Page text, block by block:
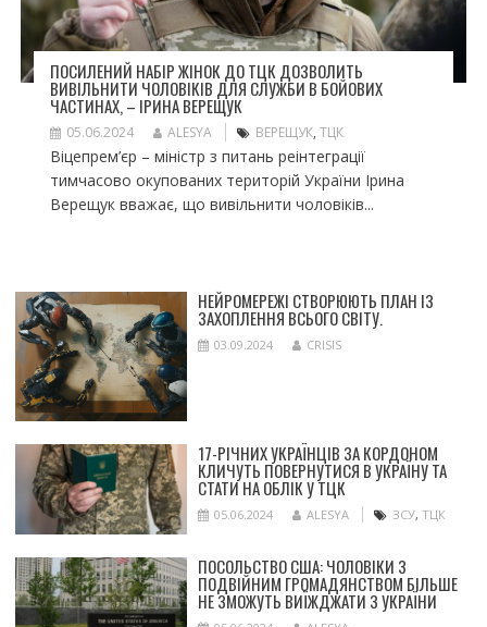
ПОСИЛЕНИЙ НАБІР ЖІНОК ДО ТЦК ДОЗВОЛИТЬ
ВИВІЛЬНИТИ ЧОЛОВІКІВ ДЛЯ СЛУЖБИ В БОЙОВИХ
ЧАСТИНАХ, – ІРИНА ВЕРЕЩУК
05.06.2024 ALESYA ВЕРЕЩУК, ТЦК
Віцепрем’єр – міністр з питань реінтеграції
тимчасово окупованих територій України Ірина
Верещук вважає, що вивільнити чоловіків...
НЕЙРОМЕРЕЖІ СТВОРЮЮТЬ ПЛАН ІЗ
ЗАХОПЛЕННЯ ВСЬОГО СВІТУ.
03.09.2024 CRISIS
17-РІЧНИХ УКРАЇНЦІВ ЗА КОРДОНОМ
КЛИЧУТЬ ПОВЕРНУТИСЯ В УКРАЇНУ ТА
СТАТИ НА ОБЛІК У ТЦК
05.06.2024 ALESYA ЗСУ, ТЦК
ПОСОЛЬСТВО США: ЧОЛОВІКИ З
ПОДВІЙНИМ ГРОМАДЯНСТВОМ БІЛЬШЕ
НЕ ЗМОЖУТЬ ВИЇЖДЖАТИ З УКРАЇНИ